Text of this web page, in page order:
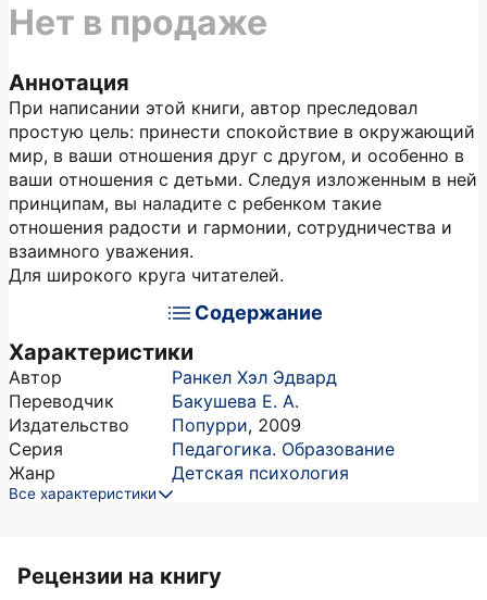
Аннотация
При написании этой книги, автор преследовал
простую цель: принести спокойствие в окружающий
мир, в ваши отношения друг с другом, и особенно в
ваши отношения с детьми. Следуя изложенным в ней
принципам, вы наладите с ребенком такие
отношения радости и гармонии, сотрудничества и
взаимного уважения.
Для широкого круга читателей.
Содержание
Характеристики
Автор
Ранкел Хэл Эдвард
Переводчик
Бакушева Е. А.
Издательство
Попурри, 2009
Серия
Педагогика. Образование
Жанр
Детская психология
Все характеристики
Нет в продаже
Рецензии на книгу